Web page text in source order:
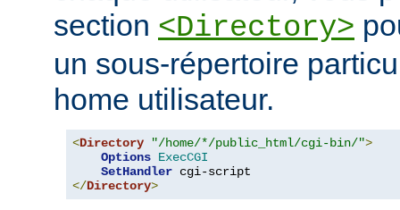
section <Directory>
un sous-répertoire
home utilisateur.
<Directory "/home/*/public_html/cgi-bin/">
Options ExecCGI
SetHandler
</Directory>